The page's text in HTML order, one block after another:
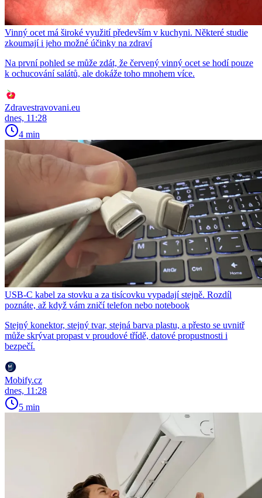
Vinný ocet má široké využití především v kuchyni. Některé studie
zkoumají i jeho možné účinky na zdraví
Na první pohled se může zdát, že červený vinný ocet se hodí pouze
k ochucování salátů, ale dokáže toho mnohem více.
Zdravestravovani.eu
dnes, 11:28
4 min
USB-C kabel za stovku a za tisícovku vypadají stejně. Rozdíl
poznáte, až když vám zničí telefon nebo notebook
Stejný konektor, stejný tvar, stejná barva plastu, a přesto se uvnitř
může skrývat propast v proudové třídě, datové propustnosti i
bezpečí.
Mobify.cz
dnes, 11:28
5 min